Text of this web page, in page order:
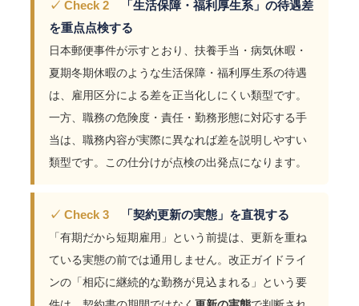
✓ Check 2 「生活保障・福利厚生系」の待遇差
を重点点検する
日本郵便事件が示すとおり、扶養手当・病気休暇・
夏期冬期休暇のような生活保障・福利厚生系の待遇
は、雇用区分による差を正当化しにくい類型です。
一方、職務の危険度・責任・勤務形態に対応する手
当は、職務内容が実際に異なれば差を説明しやすい
類型です。この仕分けが点検の出発点になります。
✓ Check 3 「契約更新の実態」を直視する
「有期だから短期雇用」という前提は、更新を重ね
ている実態の前では通用しません。改正ガイドライ
ンの「相応に継続的な勤務が見込まれる」という要